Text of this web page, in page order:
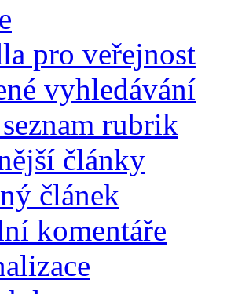
pro veřejnost
vyhledávání
rubrik
články
článek
komentáře